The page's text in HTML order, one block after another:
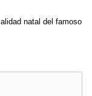
natal del famoso